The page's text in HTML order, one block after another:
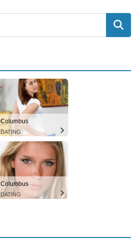
Columbus
DATING
Columbus
DATING